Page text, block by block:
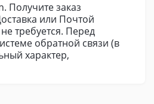
Получите заказ
или Почтой
требуется. Перед
обратной связи (в
характер,